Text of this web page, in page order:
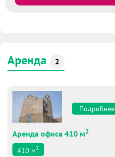
Аренда 2
Подробнее
Аренда офиса 410 м2
410 м2